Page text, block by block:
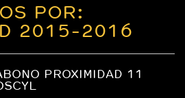
POR:
2015-2016
PROXIMIDAD 11